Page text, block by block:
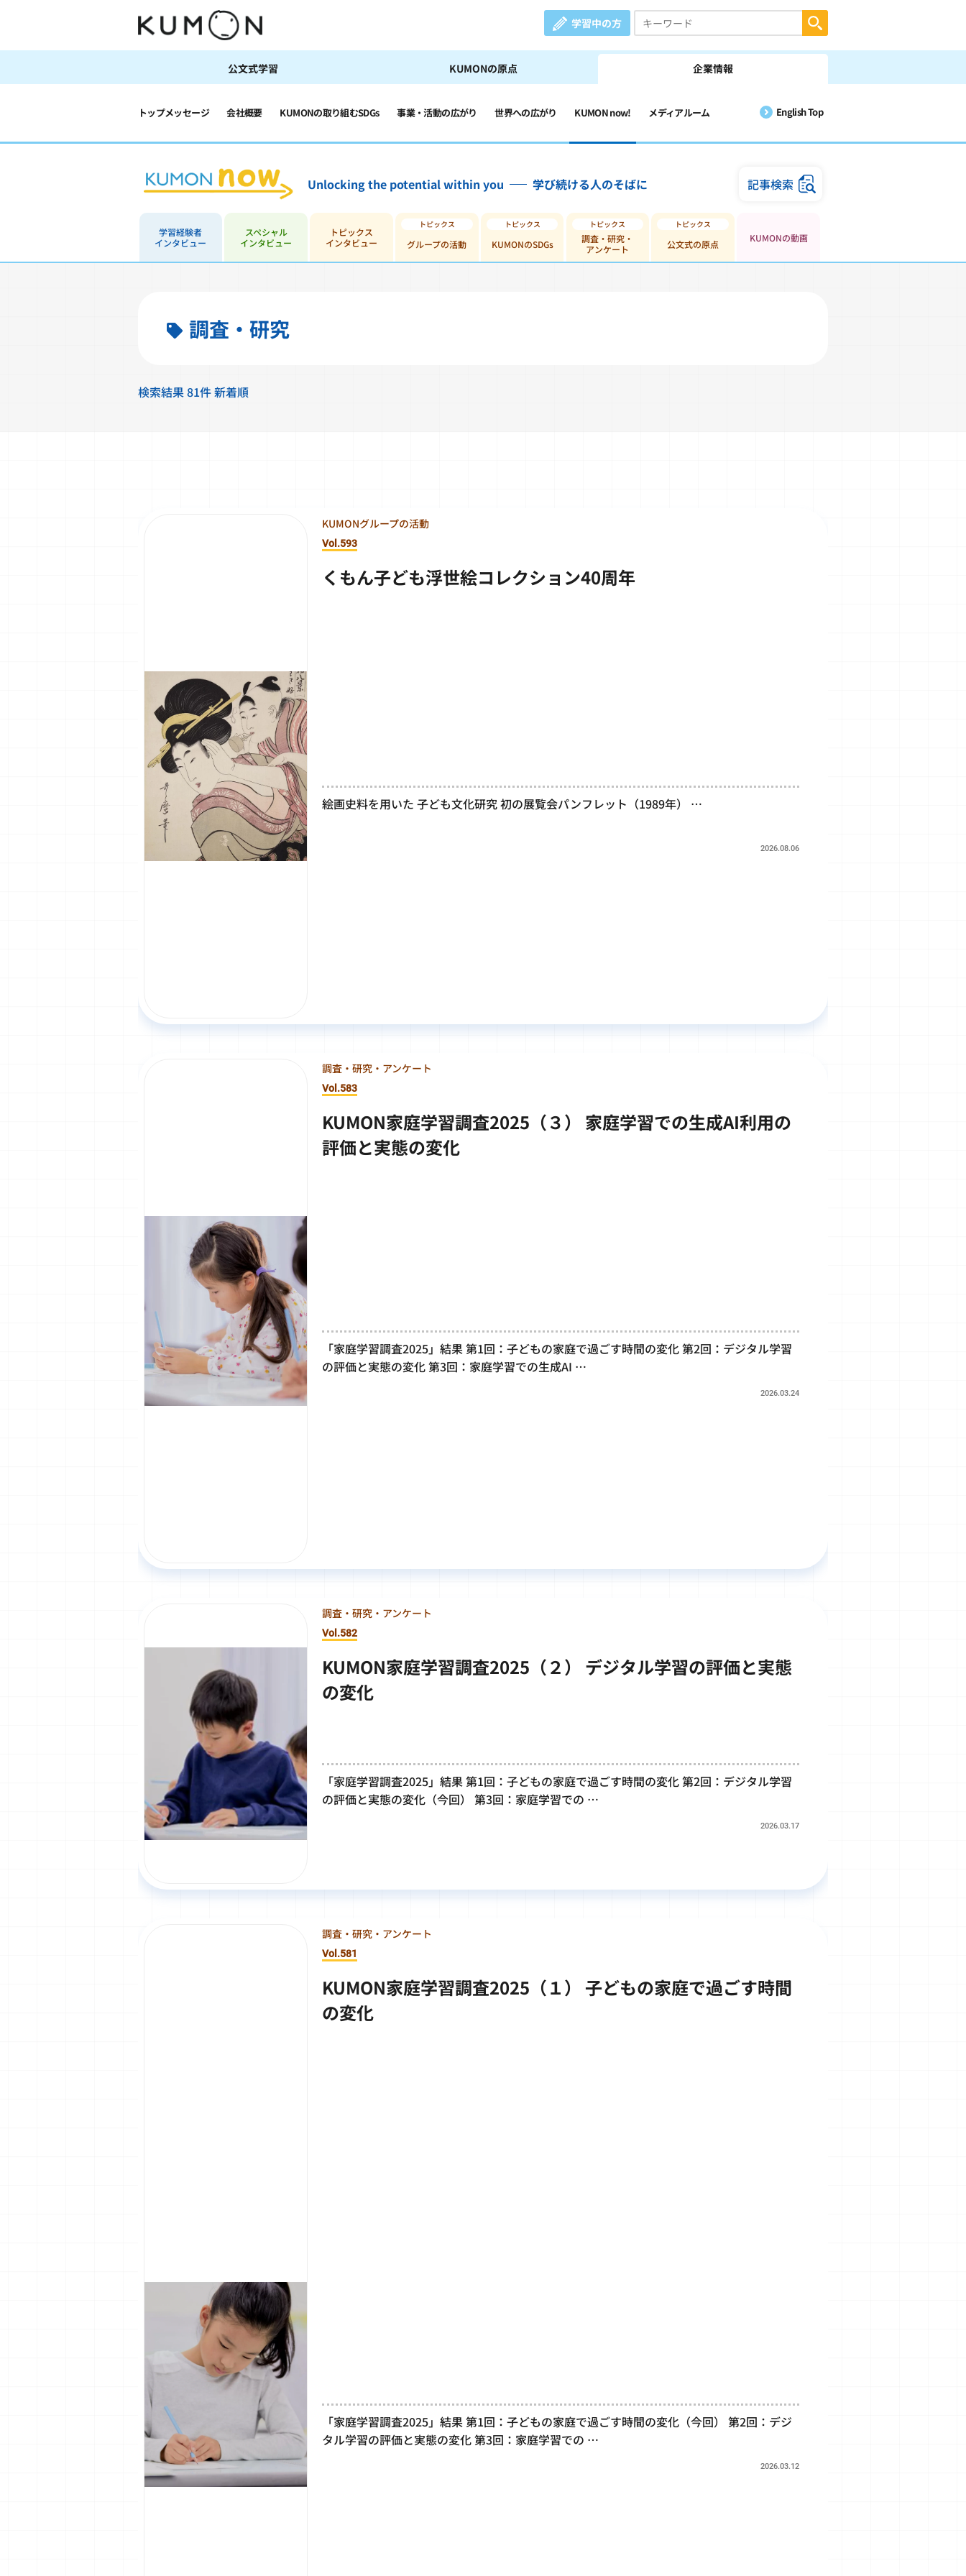
学習中の方
公文式学習 KUMONの原点 企業情報
トップメッセージ 会社概要 KUMONの取り組むSDGs 事業・活動の広がり 世界への広がり KUMON now! メディアルーム English Top
Unlocking the potential within you 学び続ける人のそばに 記事検索
学習経験者
インタビュー
スペシャル
インタビュー
トピックス
インタビュー
グループの活動 KUMONのSDGs
調査・研究・
アンケート
公文式の原点
KUMONの動画
調査・研究
検索結果 81件 新着順
KUMONグループの活動
Vol.593
くもん子ども浮世絵コレクション40周年
絵画史料を用いた 子ども文化研究 初の展覧会パンフレット（1989年） …
2026.08.06
調査・研究・アンケート
Vol.583
KUMON家庭学習調査2025（３） 家庭学習での生成AI利用の
評価と実態の変化
「家庭学習調査2025」結果 第1回：子どもの家庭で過ごす時間の変化 第2回：デジタル学習
の評価と実態の変化 第3回：家庭学習での生成AI …
2026.03.24
調査・研究・アンケート
Vol.582
KUMON家庭学習調査2025（２） デジタル学習の評価と実態
の変化
「家庭学習調査2025」結果 第1回：子どもの家庭で過ごす時間の変化 第2回：デジタル学習
の評価と実態の変化（今回） 第3回：家庭学習での …
2026.03.17
調査・研究・アンケート
Vol.581
KUMON家庭学習調査2025（１） 子どもの家庭で過ごす時間
の変化
「家庭学習調査2025」結果 第1回：子どもの家庭で過ごす時間の変化（今回） 第2回：デジ
タル学習の評価と実態の変化 第3回：家庭学習での …
2026.03.12